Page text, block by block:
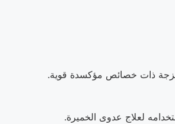
لزجة ذات خصائص مؤكسدة قوية.
لعلاج عدوى الخميرة.